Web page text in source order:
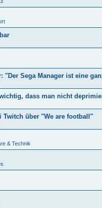
"Der Sega Manager ist eine
dass man nicht
Twitch über "We are football"
& Technik